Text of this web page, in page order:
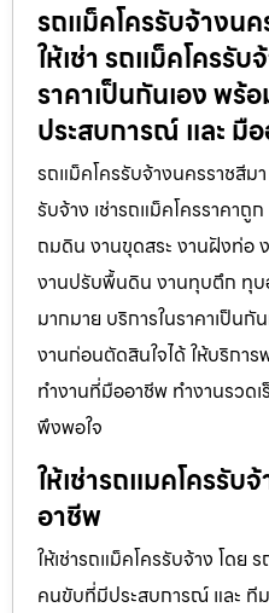
รถแม็คโครรับจ้างน
ให้เช่า รถแม็คโครรับ
ราคาเป็นกันเอง พ
ประสบการณ์ และ มื
รถแม็คโครรับจ้างนครราชสีม
รับจ้าง เช่ารถแม็คโครราคาถู
ถมดิน งานขุดสระ งานฝังท่อ
งานปรับพื้นดิน งานทุบตึก ทุบ
มากมาย บริการในราคาเป็น
งานก่อนตัดสินใจได้ ให้บริก
ทำงานที่มืออาชีพ ทำงานรวด
พึงพอใจ
ให้เช่ารถแมคโครรั
อาชีพ
ให้เช่ารถแม็คโครรับจ้าง โดย
คนขับที่มีประสบการณ์ และ ที